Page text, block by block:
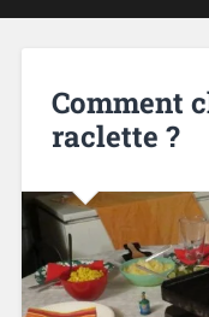
Comment
raclette ?